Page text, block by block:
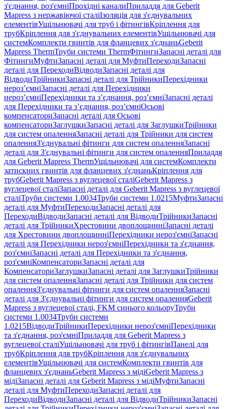
з'єднання, роз'ємніПрохідні каналиПриладдя для Geberit
Mapress з нержавіючої сталіІзоляція для з'єднувальних
елементівУщільнювачі для труб і фітингівКріплення для
трубКріплення для з'єднувальних елементівУщільнювачі для
системКомплекти гвинтів для фланцевих з'єднаньGeberit
Mapress ThermТруби системи ThermФітингиЗапасні деталі для
ФітингиМуфтиЗапасні деталі для МуфтиПереходиЗапасні
деталі для ПереходиВідводиЗапасні деталі для
ВідводиТрійникиЗапасні деталі для ТрійникиПерехідники
нероз’ємніЗапасні деталі для Перехідники
нероз’ємніПерехідники та з’єднання, роз’ємніЗапасні деталі
для Перехідники та з’єднання, роз’ємніОсьові
компенсаториЗапасні деталі для Осьові
компенсаториЗаглушкиЗапасні деталі для ЗаглушкиТрійники
для систем опаленняЗапасні деталі для Трійники для систем
опаленняЗ'єднувальні фітинги для систем опаленняЗапасні
деталі для З'єднувальні фітинги для систем опаленняПриладдя
для Geberit Mapress ThermУщільнювачі для системКомплекти
затискних гвинтів для фланцевих з'єднаньКріплення для
трубGeberit Mapress з вуглецевої сталіGeberit Mapress з
вуглецевої сталіЗапасні деталі для Geberit Mapress з вуглецевої
сталіТруби системи 1.0034Труби системи 1.0215МуфтиЗапасні
деталі для МуфтиПереходиЗапасні деталі для
ПереходиВідводиЗапасні деталі для ВідводиТрійникиЗапасні
деталі для ТрійникиХрестовини двоплощинніЗапасні деталі
для Хрестовини двоплощинніПерехідники нероз'ємніЗапасні
деталі для Перехідники нероз'ємніПерехідники та з'єднання,
роз'ємніЗапасні деталі для Перехідники та з'єднання,
роз'ємніКомпенсаториЗапасні деталі для
КомпенсаториЗаглушкиЗапасні деталі для ЗаглушкиТрійники
для систем опаленняЗапасні деталі для Трійники для систем
опаленняЗ'єднувальні фітинги для систем опаленняЗапасні
деталі для З'єднувальні фітинги для систем опаленняGeberit
Mapress з вуглецевої сталі, FKM синього кольоруТруби
системи 1.0034Труби системи
1.0215ВідводиТрійникиПерехідники нероз'ємніПерехідники
та з'єднання, роз'ємніПриладдя для Geberit Mapress з
вуглецевої сталіУщільнювачі для труб і фітингівПанелі для
трубКріплення для трубКріплення для з'єднувальних
елементівУщільнювачі для системКомплекти гвинтів для
фланцевих з'єднаньGeberit Mapress з мідіGeberit Mapress з
мідіЗапасні деталі для Geberit Mapress з мідіМуфтиЗапасні
деталі для МуфтиПереходиЗапасні деталі для
ПереходиВідводиЗапасні деталі для ВідводиТрійникиЗапасні